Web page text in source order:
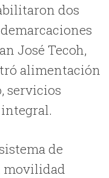
dos
José Tecoh,
alimentación
servicios
de
movilidad